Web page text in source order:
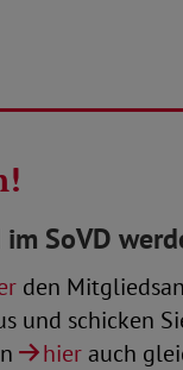
SoVD
den
und schicken
hier auch